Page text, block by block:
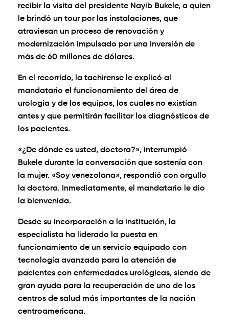
recibir la visita del presidente Nayib Bukele, a quien
le brindó un tour por las instalaciones, que
atraviesan un proceso de renovación y
modernización impulsado por una inversión de
más de 60 millones de dólares.
En el recorrido, la tachirense le explicó al
mandatario el funcionamiento del área de
urología y de los equipos, los cuales no existían
antes y que permitirán facilitar los diagnósticos de
los pacientes.
«¿De dónde es usted, doctora?», interrumpió
Bukele durante la conversación que sostenía con
la mujer. «Soy venezolana», respondió con orgullo
la doctora. Inmediatamente, el mandatario le dio
la bienvenida.
Desde su incorporación a la institución, la
especialista ha liderado la puesta en
funcionamiento de un servicio equipado con
tecnología avanzada para la atención de
pacientes con enfermedades urológicas, siendo de
gran ayuda para la recuperación de uno de los
centros de salud más importantes de la nación
centroamericana.